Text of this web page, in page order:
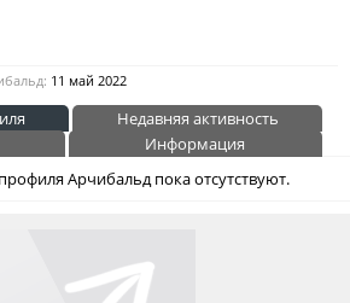
11 май 2022
Недавняя активность
Информация
Арчибальд пока отсутствуют.